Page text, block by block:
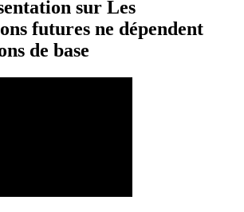
sur Les
futures ne dépendent
de base